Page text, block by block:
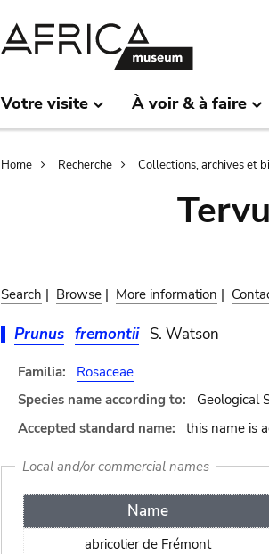
Votre visite À voir & à faire
Breadcrumb
Home Recherche Collections, archives et
Search | Browse | More information |
Prunus fremontii S. Watson
Familia:
Rosaceae
Species name according to:
Geological
Accepted standard name:
this name is
Local and/or commercial names
Name
abricotier de Frémont